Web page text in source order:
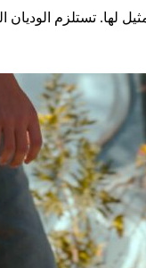
مثيل لها. تستلزم